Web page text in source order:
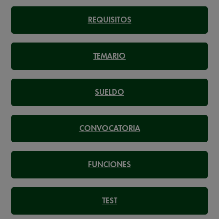
REQUISITOS
TEMARIO
SUELDO
CONVOCATORIA
FUNCIONES
TEST